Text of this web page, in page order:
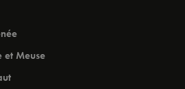
et Meuse